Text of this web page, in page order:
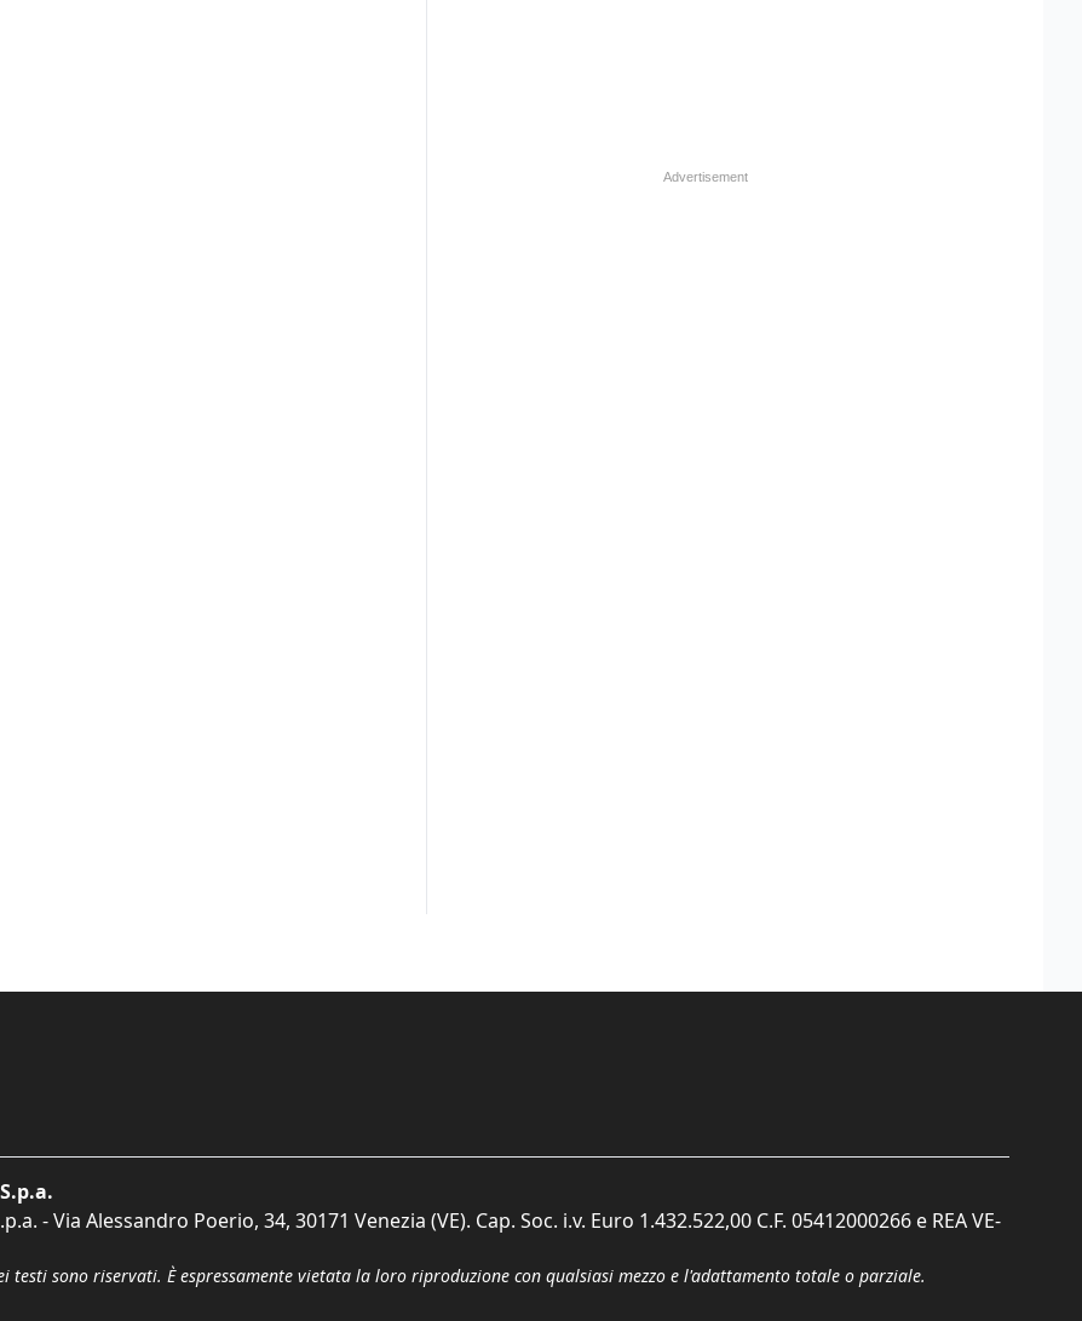
- Via Alessandro Poerio, 34, 30171 Venezia (VE). Cap. Soc. i.v. Euro 1.432.522,00 C.F. 05412000266 e REA VE-
sono riservati. È espressamente vietata la loro riproduzione con qualsiasi mezzo e l'adattamento totale o parziale.